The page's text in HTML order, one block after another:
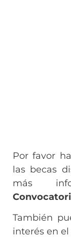
Por favor
las becas
más
También
interés en